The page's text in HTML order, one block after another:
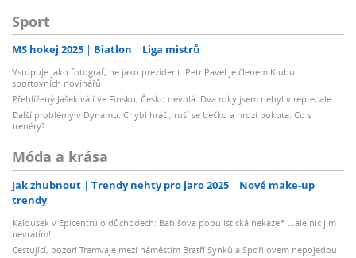
Sport
MS hokej 2025 Biatlon Liga mistrů
Vstupuje jako fotograf, ne jako prezident. Petr Pavel je členem Klubu
sportovních novinářů
Přehlížený Jašek válí ve Finsku, Česko nevolá: Dva roky jsem nebyl v repre, ale…
Další problémy v Dynamu. Chybí hráči, ruší se béčko a hrozí pokuta. Co s
trenéry?
Móda a krása
Jak zhubnout Trendy nehty pro jaro 2025
Nové make-up
trendy
Kalousek v Epicentru o důchodech: Babišova populistická nekázeň …ale nic jim
nevrátím!
Cestující, pozor! Tramvaje mezi náměstím Bratří Synků a Spořilovem nepojedou